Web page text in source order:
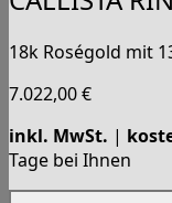
18k Roségold mit
7.022,00€
inkl. MwSt. |
Tage bei Ihnen